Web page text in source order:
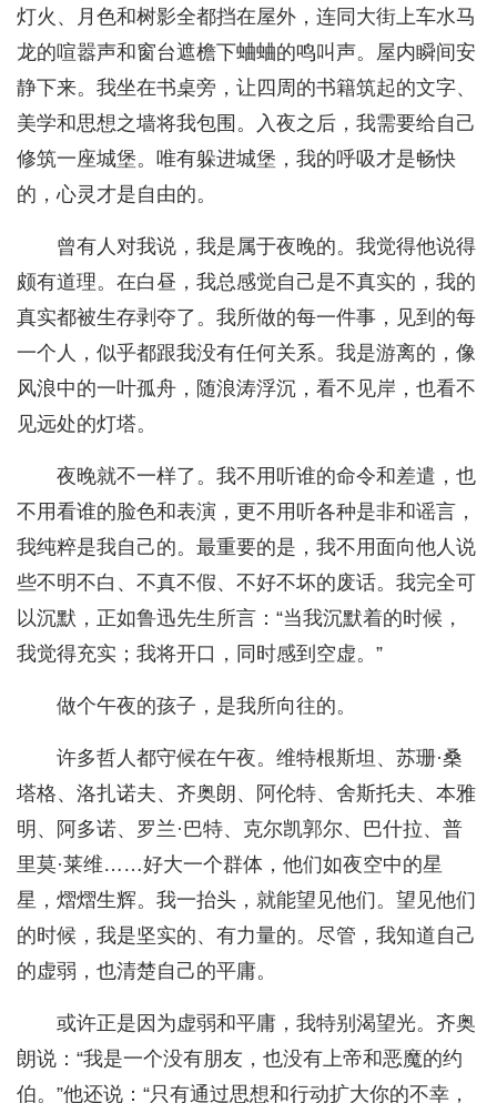
灯火、月色和树影全都挡在屋外，连同大街上车水马
龙的喧嚣声和窗台遮檐下蛐蛐的鸣叫声。屋内瞬间安
静下来。我坐在书桌旁，让四周的书籍筑起的文字、
美学和思想之墙将我包围。入夜之后，我需要给自己
修筑一座城堡。唯有躲进城堡，我的呼吸才是畅快
的，心灵才是自由的。
曾有人对我说，我是属于夜晚的。我觉得他说得
颇有道理。在白昼，我总感觉自己是不真实的，我的
真实都被生存剥夺了。我所做的每一件事，见到的每
一个人，似乎都跟我没有任何关系。我是游离的，像
风浪中的一叶孤舟，随浪涛浮沉，看不见岸，也看不
见远处的灯塔。
夜晚就不一样了。我不用听谁的命令和差遣，也
不用看谁的脸色和表演，更不用听各种是非和谣言，
我纯粹是我自己的。最重要的是，我不用面向他人说
些不明不白、不真不假、不好不坏的废话。我完全可
以沉默，正如鲁迅先生所言：“当我沉默着的时候，
我觉得充实；我将开口，同时感到空虚。”
做个午夜的孩子，是我所向往的。
许多哲人都守候在午夜。维特根斯坦、苏珊·桑
塔格、洛扎诺夫、齐奥朗、阿伦特、舍斯托夫、本雅
明、阿多诺、罗兰·巴特、克尔凯郭尔、巴什拉、普
里莫·莱维……好大一个群体，他们如夜空中的星
星，熠熠生辉。我一抬头，就能望见他们。望见他们
的时候，我是坚实的、有力量的。尽管，我知道自己
的虚弱，也清楚自己的平庸。
或许正是因为虚弱和平庸，我特别渴望光。齐奥
朗说：“我是一个没有朋友，也没有上帝和恶魔的约
伯。”他还说：“只有通过思想和行动扩大你的不幸，